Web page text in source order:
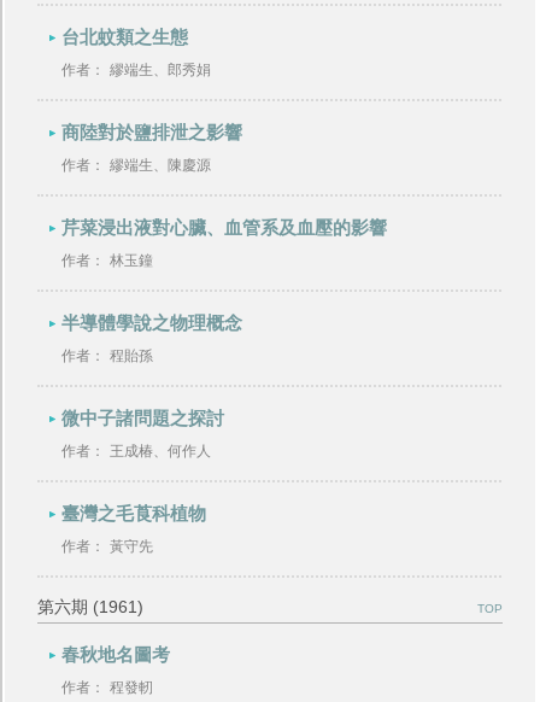
台北蚊類之生態
作者： 繆端生、郎秀娟
商陸對於鹽排泄之影響
作者： 繆端生、陳慶源
芹菜浸出液對心臟、血管系及血壓的影響
作者： 林玉鐘
半導體學說之物理概念
作者： 程貽孫
微中子諸問題之探討
作者： 王成椿、何作人
臺灣之毛莨科植物
作者： 黃守先
第六期 (1961) TOP
春秋地名圖考
作者： 程發軔